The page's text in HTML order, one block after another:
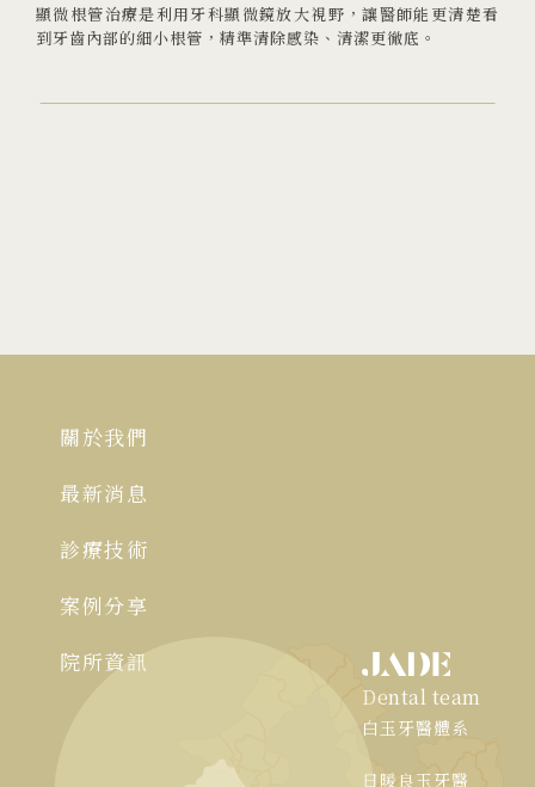
231 新北市 新店區 北新路三段88號
顯微根管治療是利用牙科顯微鏡放大視野，讓醫師能更清楚看
到牙齒內部的細小根管，精準清除感染、清潔更徹底。
關於我們
最新消息
診療技術
案例分享
院所資訊
Dental team
白玉牙醫體系
日暖良玉牙醫